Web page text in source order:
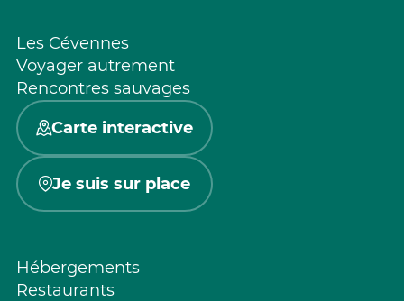
Les Cévennes
Voyager autrement
Rencontres sauvages
Carte interactive
Je suis sur place
Hébergements
Restaurants